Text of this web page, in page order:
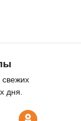
свежих
дня.